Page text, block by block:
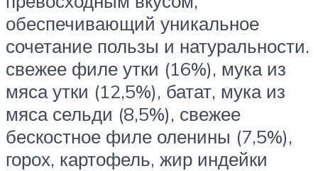
обеспечивающий уникальное
сочетание пользы и натуральности.
свежее филе утки (16%), мука из
мяса утки (12,5%), батат, мука из
мяса сельди (8,5%), свежее
бескостное филе оленины (7,5%),
горох, картофель, жир индейки